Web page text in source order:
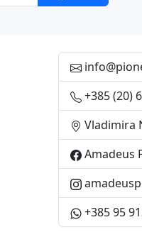
+385 (20)
Vladimira
Amadeus
+385 95